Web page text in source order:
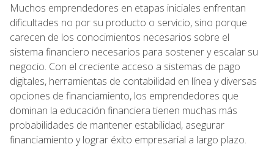
Muchos emprendedores en etapas iniciales enfrentan
dificultades no por su producto o servicio, sino porque
carecen de los conocimientos necesarios sobre el
sistema financiero necesarios para sostener y escalar su
negocio. Con el creciente acceso a sistemas de pago
digitales, herramientas de contabilidad en línea y diversas
opciones de financiamiento, los emprendedores que
dominan la educación financiera tienen muchas más
probabilidades de mantener estabilidad, asegurar
financiamiento y lograr éxito empresarial a largo plazo.